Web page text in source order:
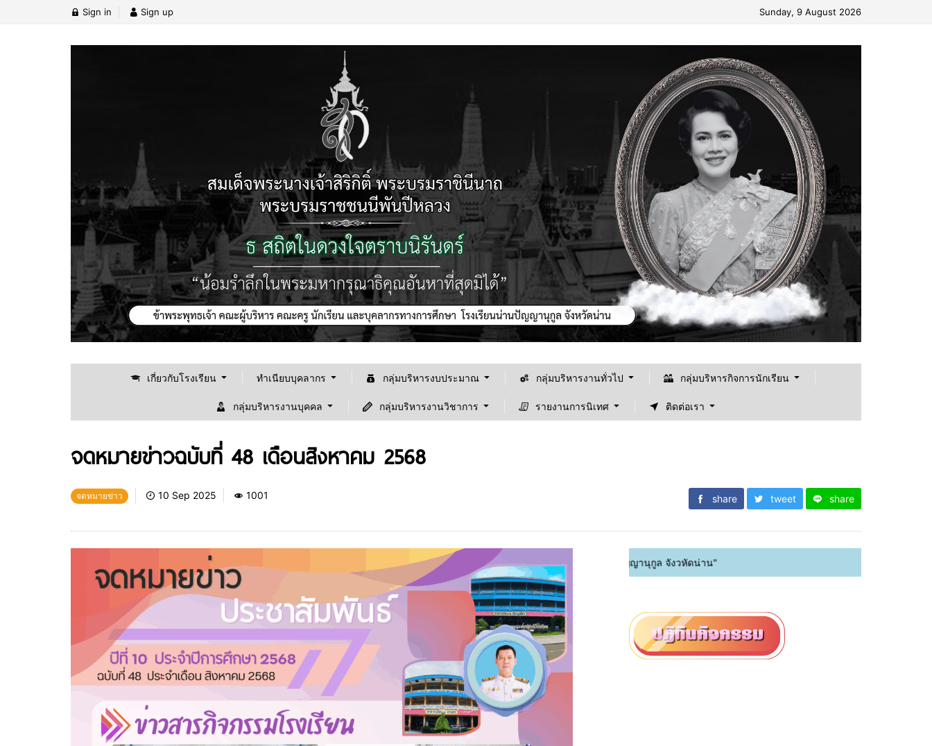
Sign in Sign up Sunday, 9 August 2026
เกี่ยวกับโรงเรียน ทำเนียบบุคลากร กลุ่มบริหารงบประมาณ กลุ่มบริหารงานทั่วไป กลุ่มบริหารกิจการนักเรียน
กลุ่มบริหารงานบุคคล กลุ่มบริหารงานวิชาการ รายงานการนิเทศ ติดต่อเรา
จดหมายข่าวฉบับที่ 48 เดือนสิงหาคม 2568
จดหมายข่าว 10 Sep 2025 1001 share tweet share
ยินดีต้อนรับเข้าสู้เว็ปไซต์ "โรงเรียนน่านปัญญานุกูล จังวหัดน่าน"